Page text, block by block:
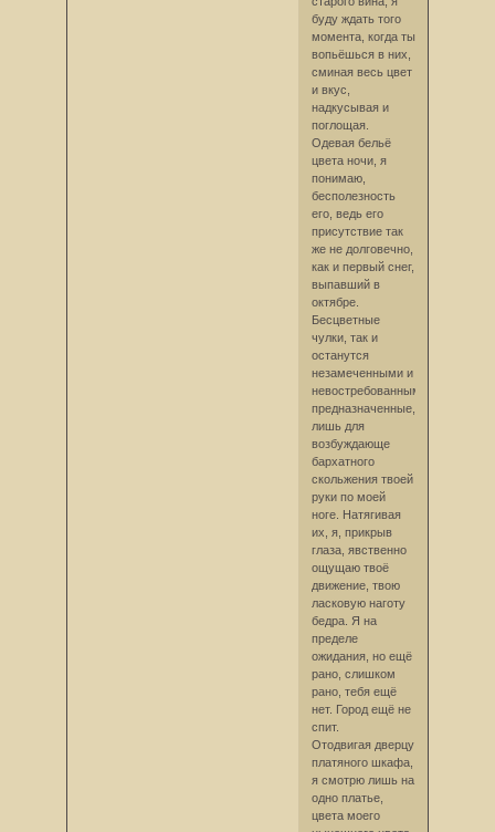
буду ждать того
момента, когда ты
вопьёшься в них,
сминая весь цвет
и вкус,
надкусывая и
поглощая.
Одевая бельё
цвета ночи, я
понимаю,
бесполезность
его, ведь его
присутствие так
же не долговечно,
как и первый снег,
выпавший в
октябре.
Бесцветные
чулки, так и
останутся
незамеченными и
невостребованными,
предназначенные,
лишь для
возбуждающе
бархатного
скольжения твоей
руки по моей
ноге. Натягивая
их, я, прикрыв
глаза, явственно
ощущаю твоё
движение, твою
ласковую наготу
бедра. Я на
пределе
ожидания, но ещё
рано, слишком
рано, тебя ещё
нет. Город ещё не
спит.
Отодвигая дверцу
платяного шкафа,
я смотрю лишь на
одно платье,
цвета моего